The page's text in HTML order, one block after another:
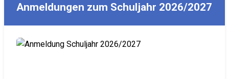
Anmeldungen zum Schuljahr 2026/2027